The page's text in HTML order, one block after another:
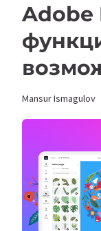
Adobe
Mansur Ismagulov